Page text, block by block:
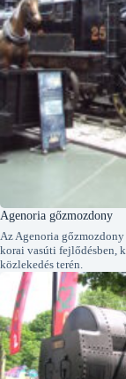
Agenoria gőzmozdony
Az Agenoria
korai vasúti fejlődésben,
közlekedés terén.